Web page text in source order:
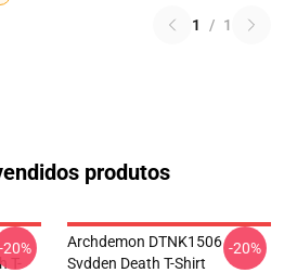
1 / 1
produtos
-20%
Archdemon DTNK1506
Svdden Death T-Shirt
-20%